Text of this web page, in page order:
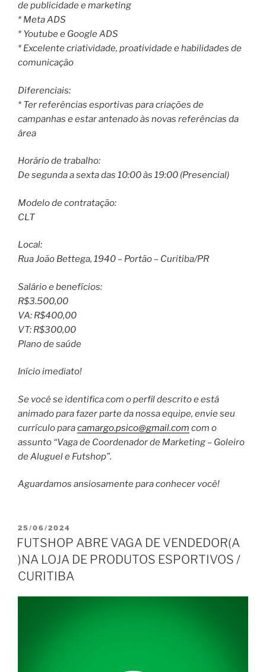
de publicidade e marketing
* Meta ADS
* Youtube e Google ADS
* Excelente criatividade, proatividade e habilidades de
comunicação
Diferenciais:
* Ter referências esportivas para criações de
campanhas e estar antenado às novas referências da
área
Horário de trabalho:
De segunda a sexta das 10:00 às 19:00 (Presencial)
Modelo de contratação:
CLT
Local:
Rua João Bettega, 1940 – Portão – Curitiba/PR
Salário e benefícios:
R$3.500,00
VA: R$400,00
VT: R$300,00
Plano de saúde
Início imediato!
Se você se identifica com o perfil descrito e está
animado para fazer parte da nossa equipe, envie seu
currículo paracamargo.psico@gmail.com com o
assunto “Vaga de Coordenador de Marketing – Goleiro
de Aluguel e Futshop”.
Aguardamos ansiosamente para conhecer você!
PUBLICADO
EM
25/06/2024
FUTSHOP ABRE VAGA DE VENDEDOR(A
)NA LOJA DE PRODUTOS ESPORTIVOS /
CURITIBA